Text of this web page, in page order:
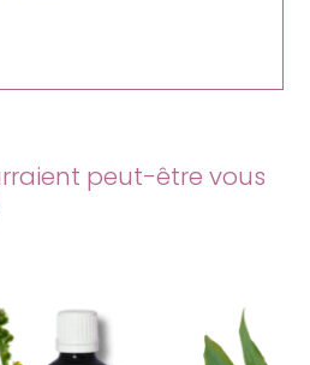
peut-être vous